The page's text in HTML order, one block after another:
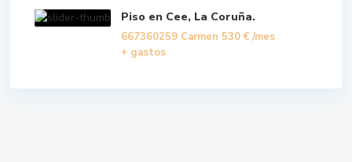
Piso en Cee, La Coruña.
667360259 Carmen 530 € /mes
+ gastos